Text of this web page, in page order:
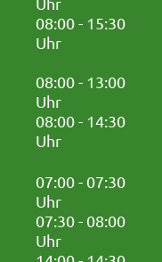
08:00 - 15:30
Uhr
08:00 - 13:00
Uhr
08:00 - 14:30
Uhr
07:00 - 07:30
Uhr
07:30 - 08:00
Uhr